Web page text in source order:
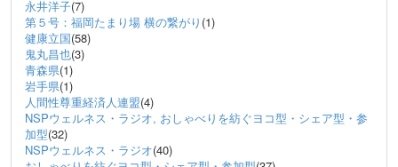
永井洋子(7)
第５号：福岡たまり場 横の繋がり (1)
健康立国(58)
鬼丸昌也(3)
青森県(1)
岩手県(1)
人間性尊重経済人連盟(4)
NSPウェルネス・ラジオ, おしゃべりを紡ぐヨコ型・シェア型・参
加型(32)
NSPウェルネス・ラジオ(40)